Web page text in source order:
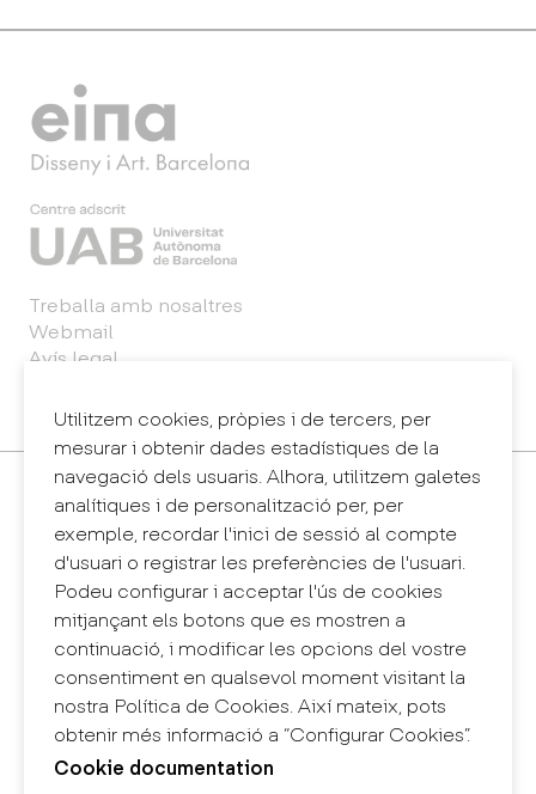
Utilitzem cookies, pròpies i de tercers, per
mesurar i obtenir dades estadístiques de la
navegació dels usuaris. Alhora, utilitzem galetes
analítiques i de personalització per, per
exemple, recordar l'inici de sessió al compte
d'usuari o registrar les preferències de l'usuari.
Podeu configurar i acceptar l'ús de cookies
mitjançant els botons que es mostren a
continuació, i modificar les opcions del vostre
consentiment en qualsevol moment visitant la
nostra Política de Cookies. Així mateix, pots
obtenir més informació a “Configurar Cookies”.
Cookie documentation
Treballa amb nosaltres
Webmail
Avís legal
Sintema intern d'informació (canal de denúncies)
Contacte
+34 932 030 923
info@eina.cat
Eina Sentmenat
Passeig Santa Eulàlia, 25
08017 Barcelona
+34 672 31 86 57
Eina Bosc
Carrer del Bosc, 2